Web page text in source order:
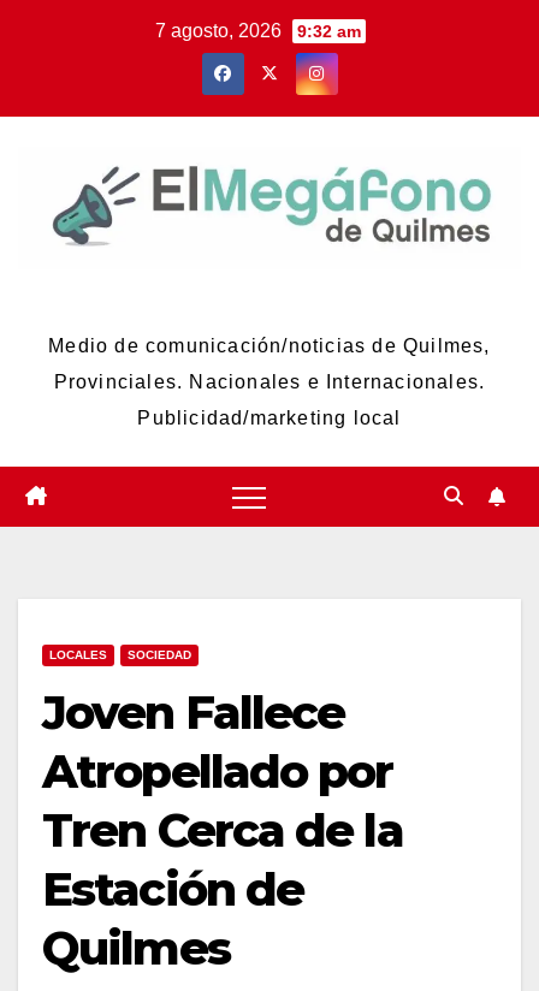
7 agosto, 2026 9:32 am
Medio de comunicación/noticias de Quilmes,
Provinciales. Nacionales e Internacionales.
Publicidad/marketing local
LOCALES SOCIEDAD
Joven Fallece
Atropellado por
Tren Cerca de la
Estación de
Quilmes